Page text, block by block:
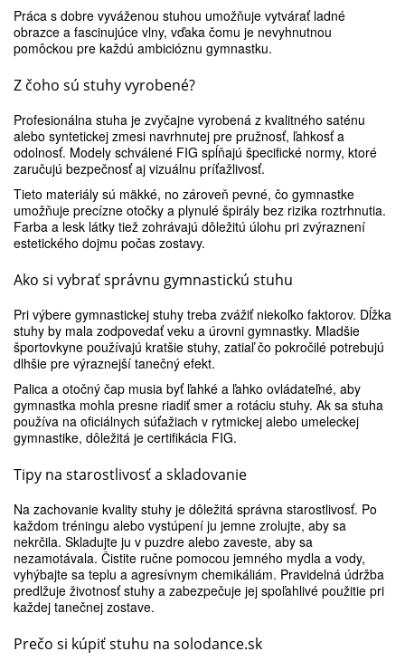
Práca s dobre vyváženou stuhou umožňuje vytvárať ladné
obrazce a fascinujúce vlny, vďaka čomu je nevyhnutnou
pomôckou pre každú ambicióznu gymnastku.
Z čoho sú stuhy vyrobené?
Profesionálna stuha je zvyčajne vyrobená z kvalitného saténu
alebo syntetickej zmesi navrhnutej pre pružnosť, ľahkosť a
odolnosť. Modely schválené FIG spĺňajú špecifické normy, ktoré
zaručujú bezpečnosť aj vizuálnu príťažlivosť.
Tieto materiály sú mäkké, no zároveň pevné, čo gymnastke
umožňuje precízne otočky a plynulé špirály bez rizika roztrhnutia.
Farba a lesk látky tiež zohrávajú dôležitú úlohu pri zvýraznení
estetického dojmu počas zostavy.
Ako si vybrať správnu gymnastickú stuhu
Pri výbere gymnastickej stuhy treba zvážiť niekoľko faktorov. Dĺžka
stuhy by mala zodpovedať veku a úrovni gymnastky. Mladšie
športovkyne používajú kratšie stuhy, zatiaľ čo pokročilé potrebujú
dlhšie pre výraznejší tanečný efekt.
Palica a otočný čap musia byť ľahké a ľahko ovládateľné, aby
gymnastka mohla presne riadiť smer a rotáciu stuhy. Ak sa stuha
používa na oficiálnych súťažiach v rytmickej alebo umeleckej
gymnastike, dôležitá je certifikácia FIG.
Tipy na starostlivosť a skladovanie
Na zachovanie kvality stuhy je dôležitá správna starostlivosť. Po
každom tréningu alebo vystúpení ju jemne zrolujte, aby sa
nekrčila. Skladujte ju v puzdre alebo zaveste, aby sa
nezamotávala. Čistite ručne pomocou jemného mydla a vody,
vyhýbajte sa teplu a agresívnym chemikáliám. Pravidelná údržba
predlžuje životnosť stuhy a zabezpečuje jej spoľahlivé použitie pri
každej tanečnej zostave.
Prečo si kúpiť stuhu na solodance.sk